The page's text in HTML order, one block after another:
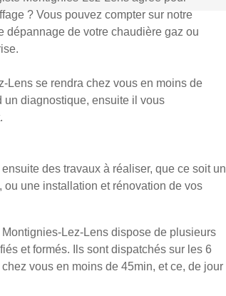
? Vous pouvez compter sur notre
dépannage de votre chaudière gaz ou
Lens se rendra chez vous en moins de
un diagnostique, ensuite il vous
des travaux à réaliser, que ce soit un
une installation et rénovation de vos
Lez-Lens dispose de plusieurs
et formés. Ils sont dispatchés sur les 6
vous en moins de 45min, et ce, de jour